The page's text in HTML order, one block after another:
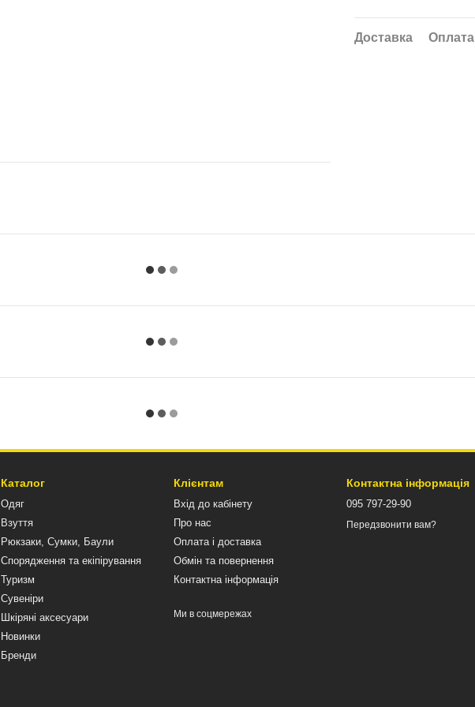
Доставка Оплата
Каталог
Одяг
Взуття
Рюкзаки, Сумки, Баули
Спорядження та екіпірування
Туризм
Сувеніри
Шкіряні аксесуари
Новинки
Бренди
Клієнтам
Вхід до кабінету
Про нас
Оплата і доставка
Обмін та повернення
Контактна інформація
Ми в соцмережах
Контактна інформація
095 797-29-90
Передзвонити вам?